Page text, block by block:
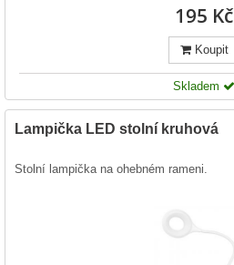
195 Kč
Koupit
Skladem
Lampička LED stolní kruhová
Stolní lampička na ohebném rameni.